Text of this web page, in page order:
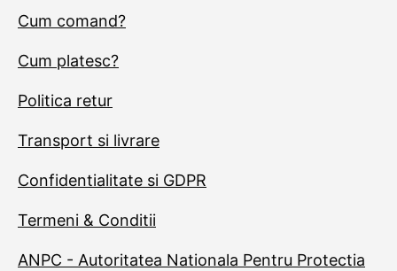
Cum comand?
Cum platesc?
Politica retur
Transport si livrare
Confidentialitate si GDPR
Termeni & Conditii
ANPC - Autoritatea Nationala Pentru Protectia